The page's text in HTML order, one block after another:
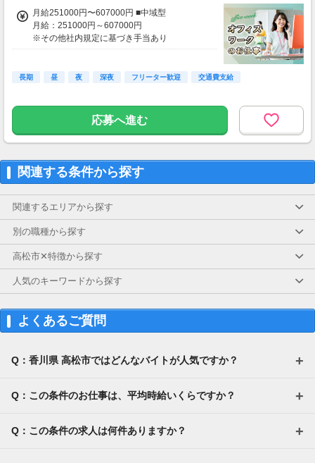
月給251000円〜607000円 ■中域型
月給：251000円～607000円
※その他社内規定に基づき手当あり
※みなし残業代31000円/月20h含む
単位)
※店舗貢献に応じて”チーム賞与年2回”プラス支
■中域型
年収：3738000円～8498000円
×12か月+賞与)
×12か月+賞与)
×12か月+賞与)
・副店長最低年収：6636000円
・チーフ最低年収：5278000円
【手厚い諸手当でさらに収入をサポート！】
・交通費支給(最大5万円まで)
・家族手当(配偶者1万円、子一人につき3000
円)
・残業手当(1分単位)
・確定拠出年金(DC)制度あり
長期 昼 夜 深夜 フリーター歓迎 交通費支給
応募へ進む
関連する条件から探す
関連するエリアから探す
別の職種から探す
高松市✕特徴から探す
人気のキーワードから探す
よくあるご質問
Q：香川県 高松市ではどんなバイトが人気ですか？
Q：この条件のお仕事は、平均時給いくらですか？
Q：この条件の求人は何件ありますか？